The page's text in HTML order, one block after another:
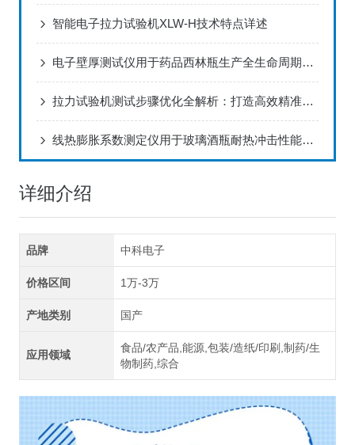
智能电子拉力试验机XLW-H技术特点详述
电子壁厚测试仪用于药品西林瓶生产全生命周期厚度监控解决方案
拉力试验机测试步骤优化全解析：打造高效精准的测试流程
线热膨胀系数测定仪用于玻璃酒瓶耐热冲击性能评估方案
详细介绍
品牌 中科电子
价格区间 1万-3万
产地类别 国产
应用领域
食品/农产品,能源,包装/造纸/印刷,制药/生
物制药,综合